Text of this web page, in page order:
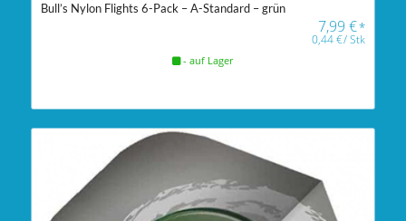
Bull’s Nylon Flights 6-Pack – A-Standard – grün
7,99€*
0,44€/Stk
- auf Lager